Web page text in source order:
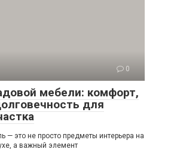
0
мебели: комфорт,
для
— это не просто предметы интерьера на
а важный элемент